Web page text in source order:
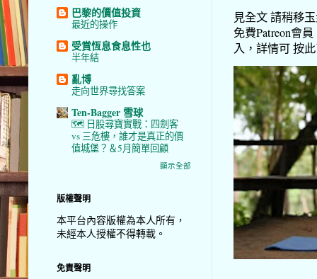
見全文 請稍移
免費Patreon會
入，詳情可 按
巴黎的價值投資
最近的操作
受賞恆息食息性也
半年結
亂博
走向世界尋找答案
Ten-Bagger 雪球
🗺️ 日股尋寶實戰：四劍客
vs 三危樓，誰才是真正的價
值城堡？＆5月簡單回顧
顯示全部
版權聲明
本平台內容版權為本人所有，
未經本人授權不得轉載。
免責聲明